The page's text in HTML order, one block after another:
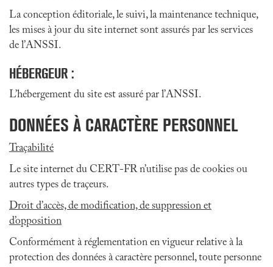
La conception éditoriale, le suivi, la maintenance technique,
les mises à jour du site internet sont assurés par les services
de l’ANSSI.
HÉBERGEUR :
L’hébergement du site est assuré par l’ANSSI.
DONNÉES À CARACTÈRE PERSONNEL
Traçabilité
Le site internet du CERT-FR n’utilise pas de cookies ou
autres types de traçeurs.
Droit d’accès, de modification, de suppression et
d’opposition
Conformément à réglementation en vigueur relative à la
protection des données à caractère personnel, toute personne